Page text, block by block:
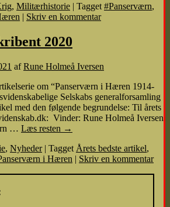
, Militærhistorie | Tagget #Panserværn,
| Skriv en kommentar
2020
af Rune Holmeå Iversen
om “Panserværn i Hæren 1914-
Selskabs generalforsamling
med den følgende begrundelse: Til årets
Vinder: Rune Holmeå Iversen
… Læs resten →
, Nyheder | Tagget Årets bedste artikel,
i Hæren | Skriv en kommentar